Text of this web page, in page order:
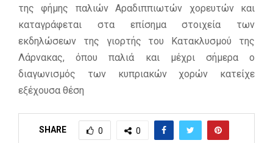
της φήμης παλιών Αραδιππιωτών χορευτών και
καταγράφεται στα επίσημα στοιχεία των
εκδηλώσεων της γιορτής του Κατακλυσμού της
Λάρνακας, όπου παλιά και μέχρι σήμερα ο
διαγωνισμός των κυπριακών χορών κατείχε
εξέχουσα θέση
SHARE 0 0